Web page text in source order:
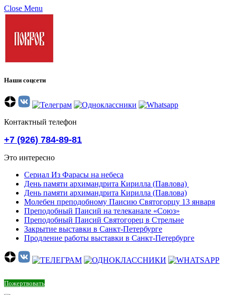
Close Menu
Наши соцсети
Контактный телефон
+7 (926) 784-89-81
Это интересно
Сериал Из Фарасы на небеса
День памяти архимандрита Кирилла (Павлова)
День памяти архимандрита Кирилла (Павлова)
Молебен преподобному Паисию Святогорцу 13 января
Преподобный Паисий на телеканале «Союз»
Преподобный Паисий Святогорец в Стрельне
Закрытие выставки в Санкт-Петербурге
Продление работы выставки в Санкт-Петербурге
Пожертвовать